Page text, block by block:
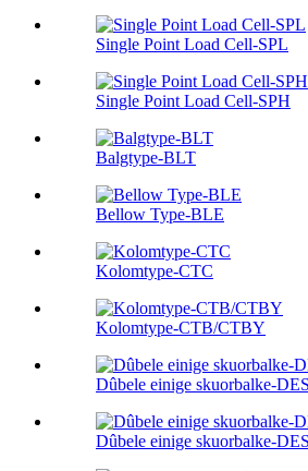
Single Point Load Cell-SPL
Single Point Load Cell-SPH
Balgtype-BLT
Bellow Type-BLE
Kolomtype-CTC
Kolomtype-CTB/CTBY
Dûbele einige skuorbalke-
Dûbele einige skuorbalke-